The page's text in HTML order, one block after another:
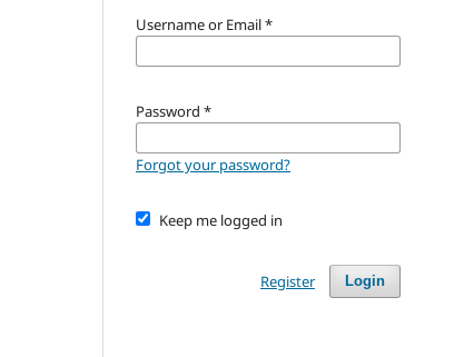
Username or Email*
Password *
Forgot your password?
Keep me logged in
Login
Register